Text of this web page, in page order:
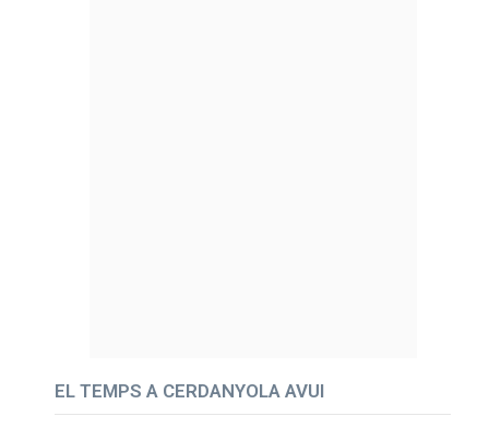
EL TEMPS A CERDANYOLA AVUI